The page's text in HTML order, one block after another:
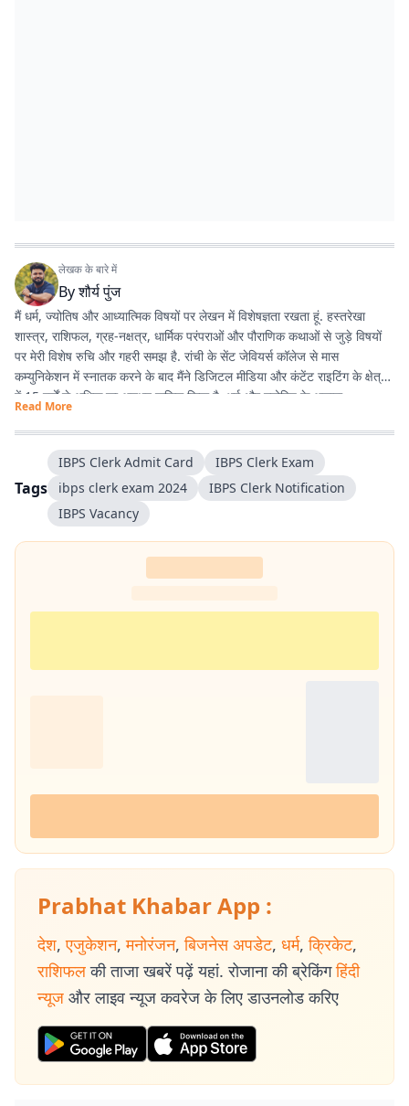
लेखक के बारे में
Byशौर्य पुंज
मैं धर्म, ज्योतिष और आध्यात्मिक विषयों पर लेखन में विशेषज्ञता रखता हूं. हस्तरेखा
शास्त्र, राशिफल, ग्रह-नक्षत्र, धार्मिक परंपराओं और पौराणिक कथाओं से जुड़े विषयों
पर मेरी विशेष रुचि और गहरी समझ है. रांची के सेंट जेवियर्स कॉलेज से मास
कम्युनिकेशन में स्नातक करने के बाद मैंने डिजिटल मीडिया और कंटेंट राइटिंग के क्षेत्र
में 15 वर्षों से अधिक का अनुभव हासिल किया है. धर्म और ज्योतिष के अलावा
एंटरटेनमेंट, लाइफस्टाइल और शिक्षा जैसे विषयों पर भी लगातार लेखन करता रहा हूं.
मेरी कोशिश रहती है कि जटिल विषयों को आसान, रोचक और भरोसेमंद तरीके से पाठकों
तक पहुंचाया जाए.
Read More
Tags
IBPS Clerk Admit Card
IBPS Clerk Exam
ibps clerk exam 2024
IBPS Clerk Notification
IBPS Vacancy
Prabhat Khabar App :
देश, एजुकेशन, मनोरंजन, बिजनेस अपडेट, धर्म, क्रिकेट,
राशिफल की ताजा खबरें पढ़ें यहां. रोजाना की ब्रेकिंग हिंदी
न्यूज और लाइव न्यूज कवरेज के लिए डाउनलोड करिए